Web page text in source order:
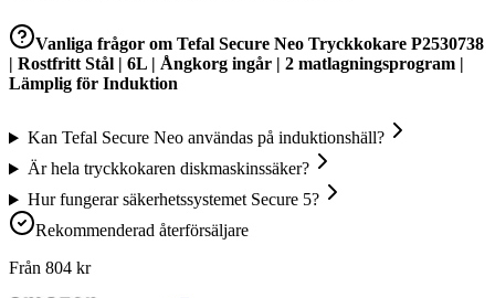
Vanliga frågor om Tefal Secure Neo Tryckkokare P2530738
| Rostfritt Stål | 6L | Ångkorg ingår | 2 matlagningsprogram |
Lämplig för Induktion
Kan Tefal Secure Neo användas på induktionshäll?
Är hela tryckkokaren diskmaskinssäker?
Hur fungerar säkerhetssystemet Secure 5?
Rekommenderad återförsäljare
Från 804 kr